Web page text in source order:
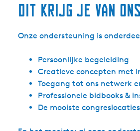
dit krijg je van ons
Onze ondersteuning is
Persoonlijke begeleiding
Creatieve concepten met
Toegang tot ons netwerk
Professionele bidbooks &
De mooiste